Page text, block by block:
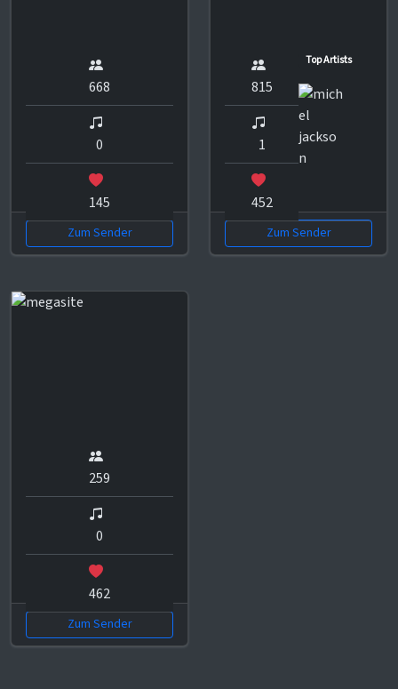
668
0
145
Zum Sender
815
1
452
Top Artists
Zum Sender
259
0
462
Zum Sender